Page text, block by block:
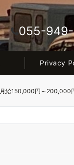
055-
Privacy